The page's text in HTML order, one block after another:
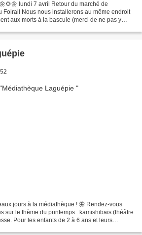
lundi 7 avril Retour du marché de
Foirail Nous nous installerons au même endroit
aux morts à la bascule (merci de ne pas y
jours à la médiathèque ! 🦋 Rendez-vous
sur le thème du printemps : kamishibaïs (théâtre
Pour les enfants de 2 à 6 ans et leurs